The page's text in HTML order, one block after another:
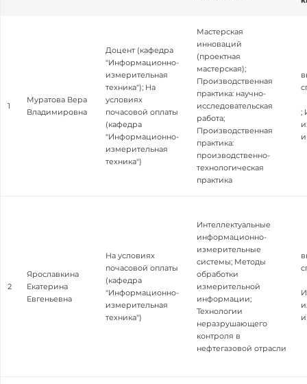
1
Муратова Вера
Владимировна
Доцент (кафедра
"Информационно-
измерительная
техника"); На
условиях
почасовой оплаты
(кафедра
"Информационно-
измерительная
техника")
Мастерская
инноваций
(проектная
мастерская);
Производственная
практика: научно-
исследовательская
работа;
Производственная
практика:
производственно-
технологическая
практика
;
2
Ярославкина
Екатерина
Евгеньевна
На условиях
почасовой оплаты
(кафедра
"Информационно-
измерительная
техника")
Интеллектуальные
информационно-
измерительные
системы; Методы
обработки
измерительной
информации;
Технологии
неразрушающего
контроля в
нефтегазовой отрасли